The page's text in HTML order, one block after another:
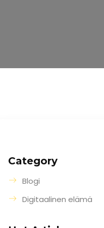
Category
Blogi
Digitaalinen elämä